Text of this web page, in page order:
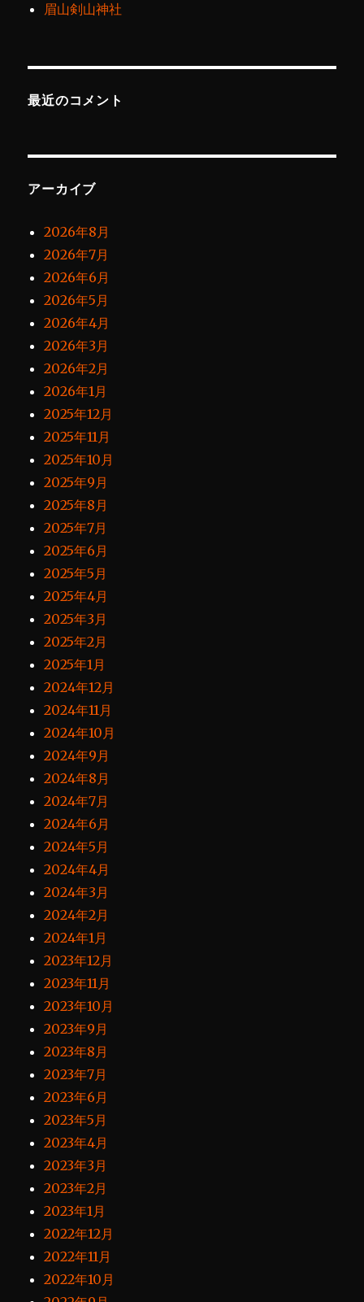
眉山剣山神社
最近のコメント
アーカイブ
2026年8月
2026年7月
2026年6月
2026年5月
2026年4月
2026年3月
2026年2月
2026年1月
2025年12月
2025年11月
2025年10月
2025年9月
2025年8月
2025年7月
2025年6月
2025年5月
2025年4月
2025年3月
2025年2月
2025年1月
2024年12月
2024年11月
2024年10月
2024年9月
2024年8月
2024年7月
2024年6月
2024年5月
2024年4月
2024年3月
2024年2月
2024年1月
2023年12月
2023年11月
2023年10月
2023年9月
2023年8月
2023年7月
2023年6月
2023年5月
2023年4月
2023年3月
2023年2月
2023年1月
2022年12月
2022年11月
2022年10月